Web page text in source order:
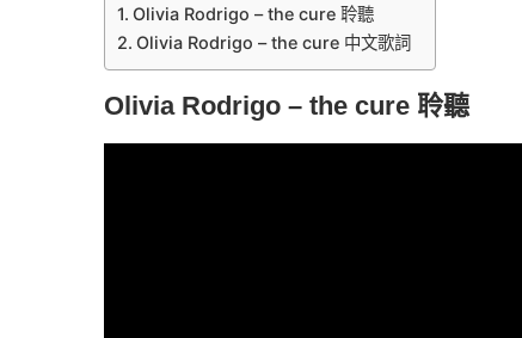
Olivia Rodrigo – the cure 聆聽
Olivia Rodrigo – the cure 中文歌詞
Olivia Rodrigo – the cure 聆聽